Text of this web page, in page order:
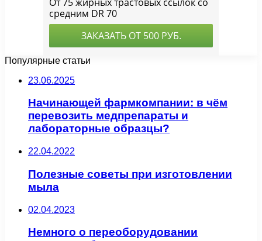
Популярные статьи
23.06.2025
Начинающей фармкомпании: в чём
перевозить медпрепараты и
лабораторные образцы?
22.04.2022
Полезные советы при изготовлении
мыла
02.04.2023
Немного о переоборудовании